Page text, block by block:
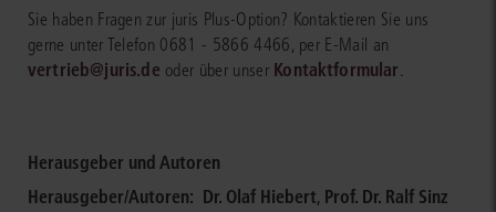
Sie haben Fragen zur juris Plus-Option? Kontaktieren Sie uns
gerne unter Telefon 0681 - 5866 4466, per E-Mail an
vertrieb@juris.de oder über unser Kontaktformular.
Herausgeber und Autoren
Herausgeber/Autoren: Dr. Olaf Hiebert, Prof. Dr. Ralf Sinz